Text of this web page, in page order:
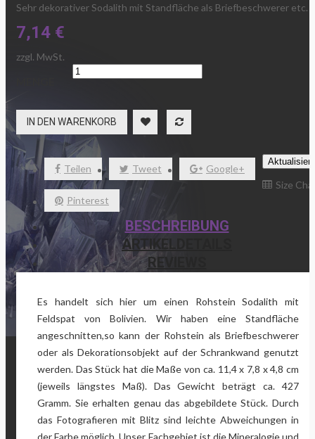
Sehr dekorativer Sodalith mit Standfläche als Briefbeschwerer etc.
7,14 €
zzgl. MwSt.
IN DEN WARENKORB
Teilen Tweet Google+
Pinterest
Size
BESCHREIBUNG
ARTIKELDETAILS
REVIEWS
Es handelt sich hier um einen Rohstein Sodalith mit
Feldspat von Bolivien. Wir haben eine Standfläche
angeschnitten,so kann der Rohstein als Briefbeschwerer
oder als Dekorationsobjekt auf der Schrankwand genutzt
werden. Das Stück hat die Maße von ca. 11,4 x 7,8 x 4,8 cm
(jeweils längstes Maß). Das Gewicht beträgt ca. 427
Gramm. Sie erhalten genau das abgebildete Stück. Durch
das Fotografieren mit Blitz sind leichte Abweichungen in